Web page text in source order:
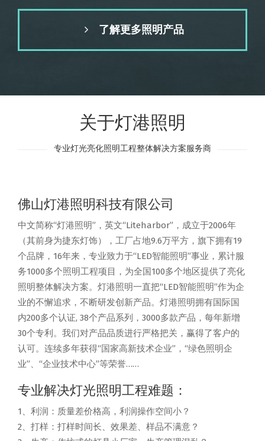
了解更多照明产品
关于灯港照明
专业灯光亮化照明工程整体解决方案服务商
佛山灯港照明科技有限公司
中文简称“灯港照明”，英文“Liteharbor”，成立于2006年
（其前身为捷东灯饰），工厂占地9.6万平方，旗下拥有19
个品牌，16年来，专业致力于“LED智能照明”事业，累计服
务1000多个照明工程项目，为全国100多个地区提供了亮化
照明整体解决方案。灯港照明一直把“LED智能照明”作为企
业的不懈追求，不断研发创新产品。灯港照明拥有国际国
内200多个认证, 38个产品系列，3000多款产品，每年新增
30个专利。我们对产品品质进行严格把关，赢得了客户的
认可。连续多年获得“国家高新技术企业”，“绿色照明企
业”、“企业技术中心”等荣誉……
专业解决灯光照明工程难题：
1、利润：质量差价格高，利润操作空间小？
2、打样：打样时间长、效果差、样品不满意？